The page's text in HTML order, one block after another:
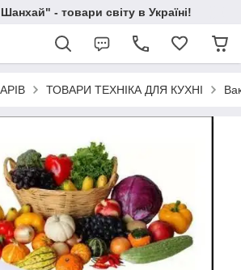
- товари світу в Україні!
ТОВАРИ ТЕХНІКА ДЛЯ КУХНІ